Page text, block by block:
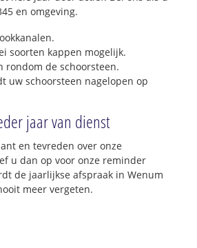
en omgeving.
soorten kappen mogelijk.
rondom de schoorsteen.
uw schoorsteen nagelopen op
jaar van dienst
en tevreden over onze
u dan op voor onze reminder
de jaarlijkse afspraak in Wenum
meer vergeten.